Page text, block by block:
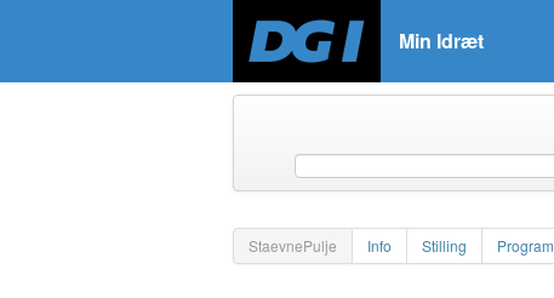
Min Idræt
StaevnePulje Info Stilling Program